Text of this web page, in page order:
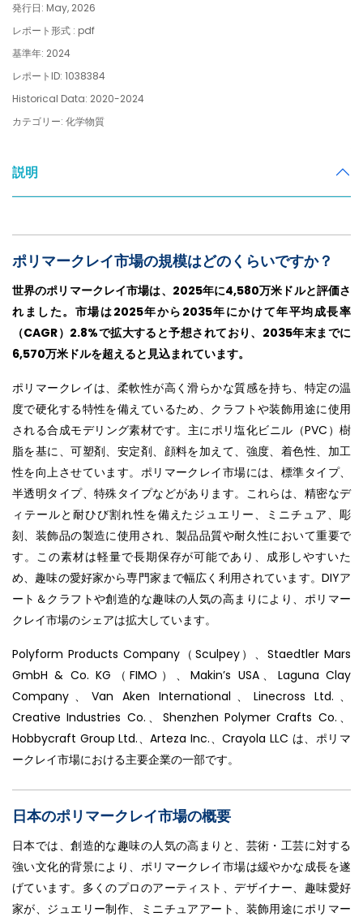
発行日: May, 2026
レポート形式 : pdf
基準年: 2024
レポートID: 1038384
Historical Data: 2020-2024
カテゴリー: 化学物質
説明
ポリマークレイ市場の規模はどのくらいですか？
世界のポリマークレイ市場は、2025年に4,580万米ドルと評価さ
れました。市場は2025年から2035年にかけて年平均成長率
（CAGR）2.8%で拡大すると予想されており、2035年末までに
6,570万米ドルを超えると見込まれています。
ポリマークレイは、柔軟性が高く滑らかな質感を持ち、特定の温
度で硬化する特性を備えているため、クラフトや装飾用途に使用
される合成モデリング素材です。主にポリ塩化ビニル（PVC）樹
脂を基に、可塑剤、安定剤、顔料を加えて、強度、着色性、加工
性を向上させています。ポリマークレイ市場には、標準タイプ、
半透明タイプ、特殊タイプなどがあります。これらは、精密なデ
ィテールと耐ひび割れ性を備えたジュエリー、ミニチュア、彫
刻、装飾品の製造に使用され、製品品質や耐久性において重要で
す。この素材は軽量で長期保存が可能であり、成形しやすいた
め、趣味の愛好家から専門家まで幅広く利用されています。DIYア
ート＆クラフトや創造的な趣味の人気の高まりにより、ポリマー
クレイ市場のシェアは拡大しています。
Polyform Products Company（Sculpey）、Staedtler Mars
GmbH & Co. KG（FIMO）、Makin’s USA、Laguna Clay
Company、Van Aken International、Linecross Ltd.、
Creative Industries Co.、Shenzhen Polymer Crafts Co.、
Hobbycraft Group Ltd.、Arteza Inc.、Crayola LLC は、ポリマ
ークレイ市場における主要企業の一部です。
日本のポリマークレイ市場の概要
日本では、創造的な趣味の人気の高まりと、芸術・工芸に対する
強い文化的背景により、ポリマークレイ市場は緩やかな成長を遂
げています。多くのプロのアーティスト、デザイナー、趣味愛好
家が、ジュエリー制作、ミニチュアアート、装飾用途にポリマー